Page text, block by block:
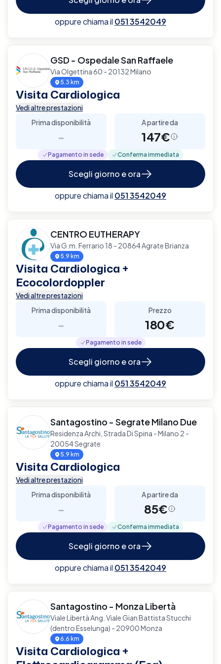
oppure chiama il 051 3542049
GSD - Ospedale San Raffaele
Via Olgettina 60 - 20132 Milano
5.3 km
Visita Cardiologica
Vedi altre prestazioni
Prima disponibilità
-
A partire da
147€
Pagamento in sede Conferma immediata
Scegli giorno e ora
oppure chiama il 051 3542049
CENTRO EUTHERAPY
Via G.m. Ferrario 18 - 20864 Agrate Brianza
5.9 km
Visita Cardiologica +
Ecocolordoppler
Vedi altre prestazioni
Prima disponibilità
-
Prezzo
180€
Pagamento in sede
Scegli giorno e ora
oppure chiama il 051 3542049
Santagostino - Segrate Milano Due
Residenza Archi, Strada Di Spina - Milano 2 -
20054 Segrate
5.9 km
Visita Cardiologica
Vedi altre prestazioni
Prima disponibilità
-
A partire da
85€
Pagamento in sede Conferma immediata
Scegli giorno e ora
oppure chiama il 051 3542049
Santagostino - Monza Libertà
Viale Libertà Ang. Viale Gian Battista Stucchi
(dentro Esselunga) - 20900 Monza
6.6 km
Visita Cardiologica +